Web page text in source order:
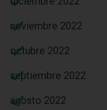
noviembre 2022
octubre 2022
septiembre 2022
agosto 2022